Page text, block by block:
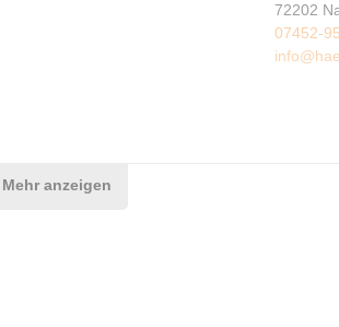
72202
07452-
Mehr anzeigen